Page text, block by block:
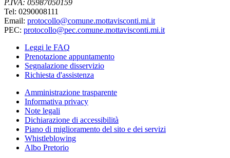
P.IVA: 05987050159
Tel: 0290008111
Email: protocollo@comune.mottavisconti.mi.it
PEC: protocollo@pec.comune.mottavisconti.mi.it
Leggi le FAQ
Prenotazione appuntamento
Segnalazione disservizio
Richiesta d'assistenza
Amministrazione trasparente
Informativa privacy
Note legali
Dichiarazione di accessibilità
Piano di miglioramento del sito e dei servizi
Whistleblowing
Albo Pretorio